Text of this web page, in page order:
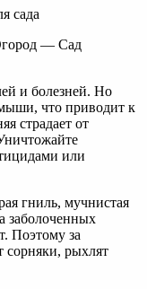
сада
— Сад
и болезней. Но
что приводит к
страдает от
или
гниль, мучнистая
заболоченных
Поэтому за
сорняки, рыхлят